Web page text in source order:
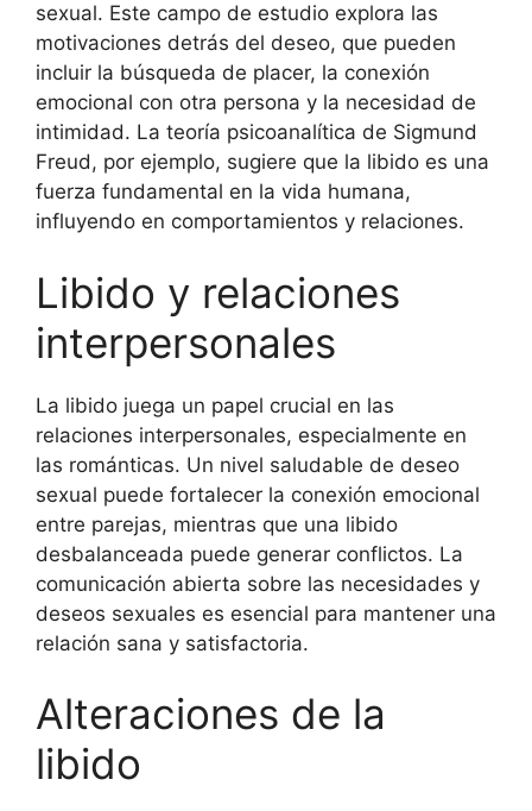
sexual. Este campo de estudio explora las
motivaciones detrás del deseo, que pueden
incluir la búsqueda de placer, la conexión
emocional con otra persona y la necesidad de
intimidad. La teoría psicoanalítica de Sigmund
Freud, por ejemplo, sugiere que la libido es una
fuerza fundamental en la vida humana,
influyendo en comportamientos y relaciones.
Libido y relaciones
interpersonales
La libido juega un papel crucial en las
relaciones interpersonales, especialmente en
las románticas. Un nivel saludable de deseo
sexual puede fortalecer la conexión emocional
entre parejas, mientras que una libido
desbalanceada puede generar conflictos. La
comunicación abierta sobre las necesidades y
deseos sexuales es esencial para mantener una
relación sana y satisfactoria.
Alteraciones de la
libido